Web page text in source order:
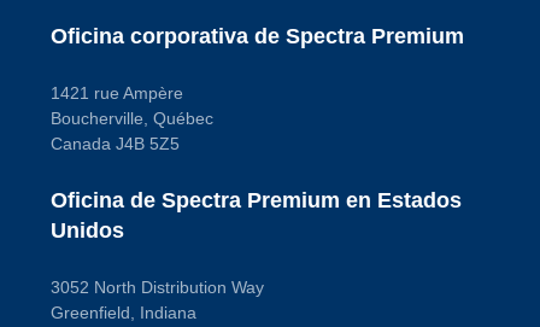
Oficina corporativa de Spectra Premium
1421 rue Ampère
Boucherville, Québec
Canada J4B 5Z5
Oficina de Spectra Premium en Estados
Unidos
3052 North Distribution Way
Greenfield, Indiana